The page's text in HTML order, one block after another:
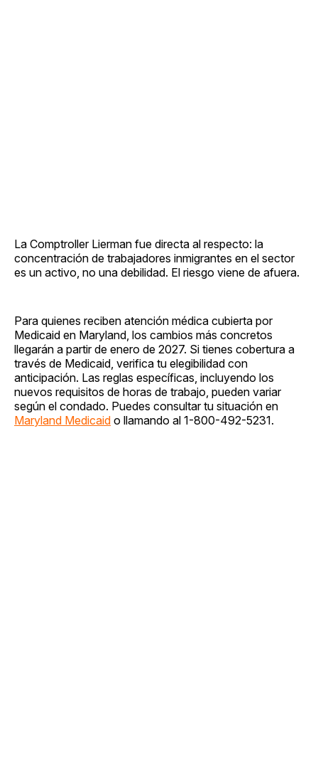
La Comptroller Lierman fue directa al respecto: la
concentración de trabajadores inmigrantes en el sector
es un activo, no una debilidad. El riesgo viene de afuera.
Para quienes reciben atención médica cubierta por
Medicaid en Maryland, los cambios más concretos
llegarán a partir de enero de 2027. Si tienes cobertura a
través de Medicaid, verifica tu elegibilidad con
anticipación. Las reglas específicas, incluyendo los
nuevos requisitos de horas de trabajo, pueden variar
según el condado. Puedes consultar tu situación en
Maryland Medicaid o llamando al 1-800-492-5231.